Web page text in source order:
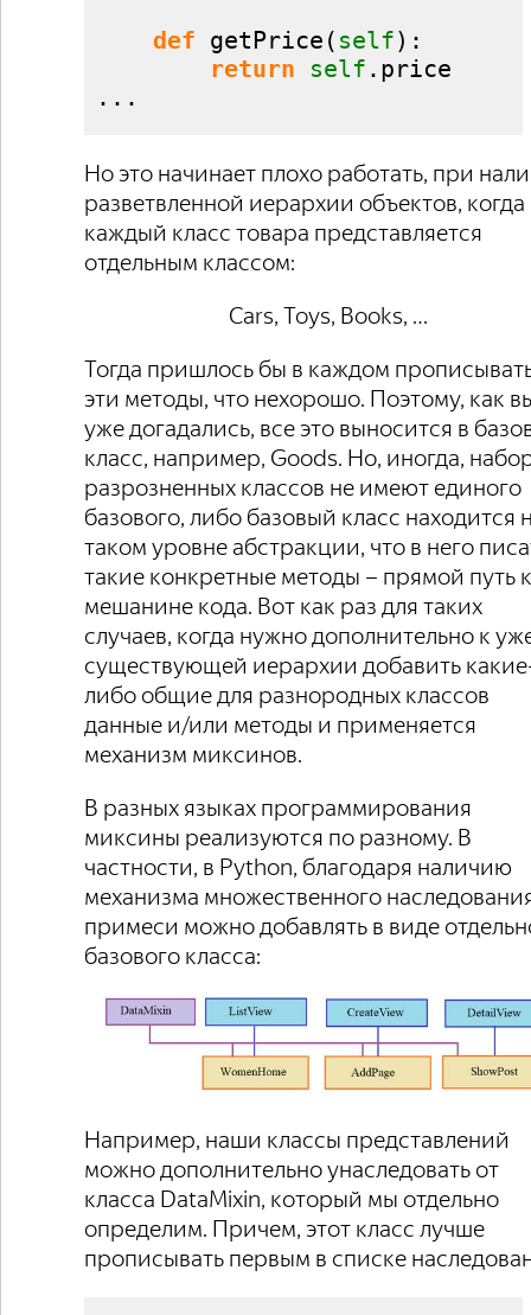
def getPrice ( self) :
return
self . price
...
Но это начинает плохо работать, при
разветвленной иерархии объектов, когда
каждый класс товара представляется
отдельным классом:
Cars, Toys, Books, …
Тогда пришлось бы в каждом
эти методы, что нехорошо. Поэтому, как
уже догадались, все это выносится в
класс, например, Goods. Но, иногда,
разрозненных классов не имеют единого
базового, либо базовый класс находится
таком уровне абстракции, что в него
такие конкретные методы – прямой путь к
мешанине кода. Вот как раз для таких
случаев, когда нужно дополнительно к
существующей иерархии добавить
либо общие для разнородных классов
данные и/или методы и применяется
механизм миксинов.
В разных языках программирования
миксины реализуются по разному. В
частности, в Python, благодаря наличию
механизма множественного
примеси можно добавлять в виде
базового класса:
Например, наши классы представлений
можно дополнительно унаследовать от
класса DataMixin, который мы отдельно
определим. Причем, этот класс лучше
прописывать первым в списке